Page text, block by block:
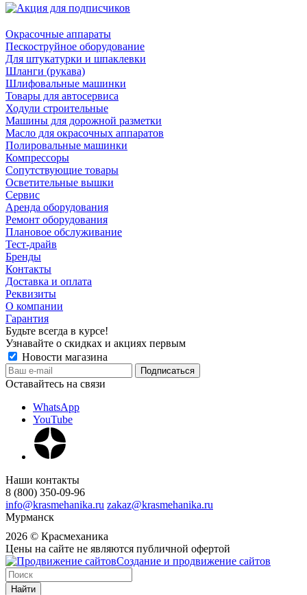
Окрасочные аппараты
Пескоструйное оборудование
Для штукатурки и шпаклевки
Шланги (рукава)
Шлифовальные машинки
Товары для автосервиса
Ходули строительные
Машины для дорожной разметки
Масло для окрасочных аппаратов
Полировальные машинки
Компрессоры
Сопутствующие товары
Осветительные вышки
Сервис
Аренда оборудования
Ремонт оборудования
Плановое обслуживание
Тест-драйв
Бренды
Контакты
Доставка и оплата
Реквизиты
О компании
Гарантия
Будьте всегда в курсе!
Узнавайте о скидках и акциях первым
Новости магазина
Оставайтесь на связи
WhatsApp
YouTube
Наши контакты
8 (800) 350-09-96
info@krasmehanika.ru zakaz@krasmehanika.ru
Мурманск
2026 © Красмеханика
Цены на сайте не являются публичной офертой
Создание и продвижение сайтов
Найти